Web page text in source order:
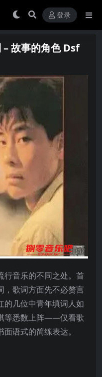
登录
– 故事的角色 Dsf
行音乐的不同之处。首
，歌词方面先不必赘言
几位中青年填词人如
等悉数上阵——仅看歌
语式的简练表达。